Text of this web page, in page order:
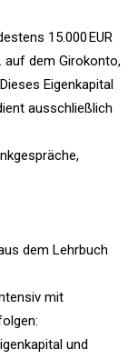
15.000 EUR
auf dem Girokonto,
Eigenkapital
ausschließlich
dem Lehrbuch
mit
und